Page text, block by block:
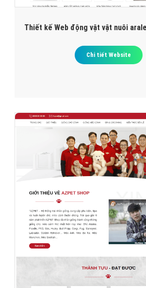
Thiết kế Web động vật vật nuôi
Chi tiết Website